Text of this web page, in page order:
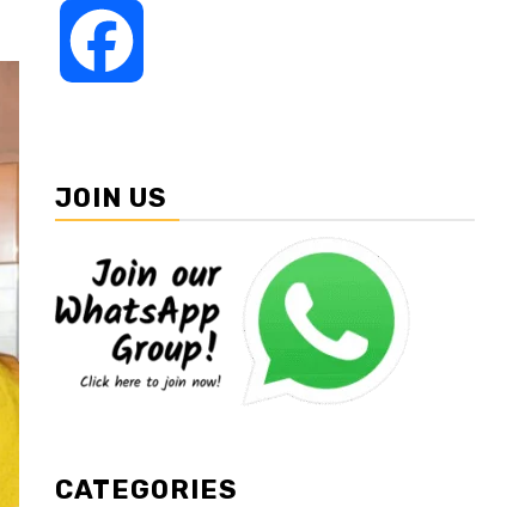
JOIN US
CATEGORIES